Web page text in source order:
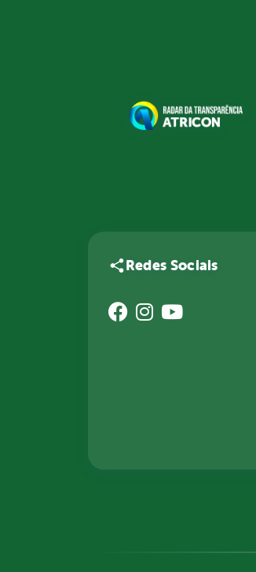
Redes Sociais